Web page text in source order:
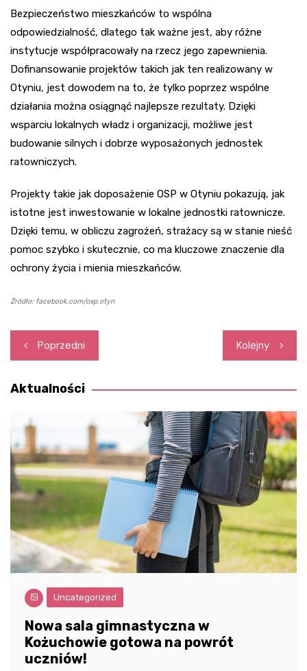
Bezpieczeństwo mieszkańców to wspólna
odpowiedzialność, dlatego tak ważne jest, aby różne
instytucje współpracowały na rzecz jego zapewnienia.
Dofinansowanie projektów takich jak ten realizowany w
Otyniu, jest dowodem na to, że tylko poprzez wspólne
działania można osiągnąć najlepsze rezultaty. Dzięki
wsparciu lokalnych władz i organizacji, możliwe jest
budowanie silnych i dobrze wyposażonych jednostek
ratowniczych.
Projekty takie jak doposażenie OSP w Otyniu pokazują, jak
istotne jest inwestowanie w lokalne jednostki ratownicze.
Dzięki temu, w obliczu zagrożeń, strażacy są w stanie nieść
pomoc szybko i skutecznie, co ma kluczowe znaczenie dla
ochrony życia i mienia mieszkańców.
Źródło: facebook.com/osp.otyn
Nawigacja
wpisu
Poprzedni Kolejny
Aktualności
Uncategorized
Nowa sala gimnastyczna w
Kożuchowie gotowa na powrót
uczniów!